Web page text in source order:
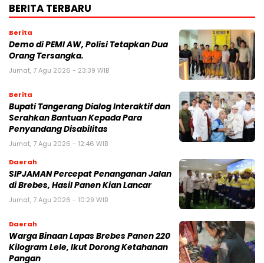
BERITA TERBARU
Berita
Demo di PEMI AW, Polisi Tetapkan Dua
Orang Tersangka.
Jumat, 7 Agu 2026 - 23:39 WIB
Berita
Bupati Tangerang Dialog Interaktif dan
Serahkan Bantuan Kepada Para
Penyandang Disabilitas
Jumat, 7 Agu 2026 - 12:46 WIB
Daerah
SIPJAMAN Percepat Penanganan Jalan
di Brebes, Hasil Panen Kian Lancar
Jumat, 7 Agu 2026 - 10:29 WIB
Daerah
Warga Binaan Lapas Brebes Panen 220
Kilogram Lele, Ikut Dorong Ketahanan
Pangan